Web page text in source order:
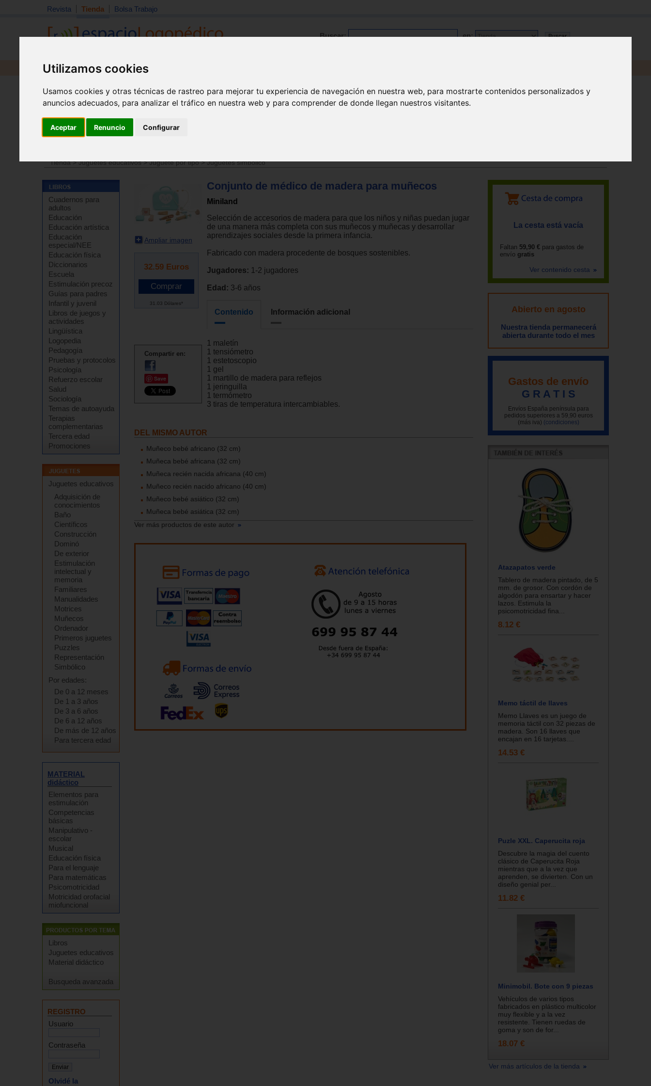
Utilizamos cookies
Usamos cookies y otras técnicas de rastreo para mejorar tu experiencia de navegación en nuestra web, para mostrarte contenidos personalizados y
anuncios adecuados, para analizar el tráfico en nuestra web y para comprender de donde llegan nuestros visitantes.
Aceptar Renuncio Configurar
Revista Tienda Bolsa Trabajo
Buscar: en:
Revista Libros Material
Tienda>Juguetes educativos>Juguete por tipo>Juguetes simbólico
Cuadernos para
adultos
Educación
Educación artística
Educación
especial/NEE
Educación física
Diccionarios
Escuela
Estimulación precoz
Guías para padres
Infantil y juvenil
Libros de juegos y
actividades
Lingüística
Logopedia
Pedagogía
Pruebas y protocolos
Psicología
Refuerzo escolar
Salud
Sociología
Temas de autoayuda
Terapias
complementarias
Tercera edad
Promociones
Juguetes educativos
Adquisición de
conocimientos
Baño
Científicos
Construcción
Dominó
De exterior
Estimulación
intelectual y
memoria
Familiares
Manualidades
Motrices
Muñecos
Ordenador
Primeros juguetes
Puzzles
Representación
Simbólico
Por edades:
De 0 a 12 meses
De 1 a 3 años
De 3 a 6 años
De 6 a 12 años
De más de 12 años
Para tercera edad
MATERIAL
didáctico
Elementos para
estimulación
Competencias
básicas
Manipulativo -
escolar
Musical
Educación física
Para el lenguaje
Para matemáticas
Psicomotricidad
Motricidad orofacial
miofuncional
Libros
Juguetes educativos
Material didáctico
Busqueda avanzada
REGISTRO
Usuario
Contraseña
Olvidé la
Ampliar imagen
32.59 Euros
31.03 Dólares*
Compartir en:
Save
Conjunto de médico de madera para muñecos
Miniland
Selección de accesorios de madera para que los niños y niñas puedan jugar
de una manera más completa con sus muñecos y muñecas y desarrollar
aprendizajes sociales desde la primera infancia.
Fabricado con madera procedente de bosques sostenibles.
Jugadores: 1-2 jugadores
Edad: 3-6 años
Contenido Información adicional
1 maletín
1 tensiómetro
1 estetoscopio
1 gel
1 martillo de madera para reflejos
1 jeringuilla
1 termómetro
3 tiras de temperatura intercambiables.
DEL MISMO AUTOR
Muñeco bebé africano (32 cm)
Muñeca bebé africana (32 cm)
Muñeca recién nacida africana (40 cm)
Muñeco recién nacido africano (40 cm)
Muñeco bebé asiático (32 cm)
Muñeca bebé asiática (32 cm)
Ver más productos de este autor
La cesta está vacía
Faltan 59,90 € para gastos de
envío gratis
Ver contenido cesta
Abierto en agosto
Nuestra tienda permanecerá
abierta durante todo el mes
Gastos de envío
G R A T I S
Envíos España península para
pedidos superiores a 59,90 euros
(más iva) (condiciones)
Atazapatos verde
Tablero de madera pintado, de 5
mm. de grosor. Con cordón de
algodón para ensartar y hacer
lazos. Estimula la
psicomotricidad fina...
8.12 €
Memo táctil de llaves
Memo Llaves es un juego de
memoria táctil con 32 piezas de
madera. Son 16 llaves que
encajan en 16 tarjetas....
14.53 €
Puzle XXL. Caperucita roja
Descubre la magia del cuento
clásico de Caperucita Roja
mientras que a la vez que
aprenden, se divierten. Con un
diseño genial per...
11.82 €
Minimobil. Bote con 9 piezas
Vehículos de varios tipos
fabricados en plástico multicolor
muy flexible y a la vez
resistente. Tienen ruedas de
goma y son de for...
18.07 €
Ver más artículos de la tienda